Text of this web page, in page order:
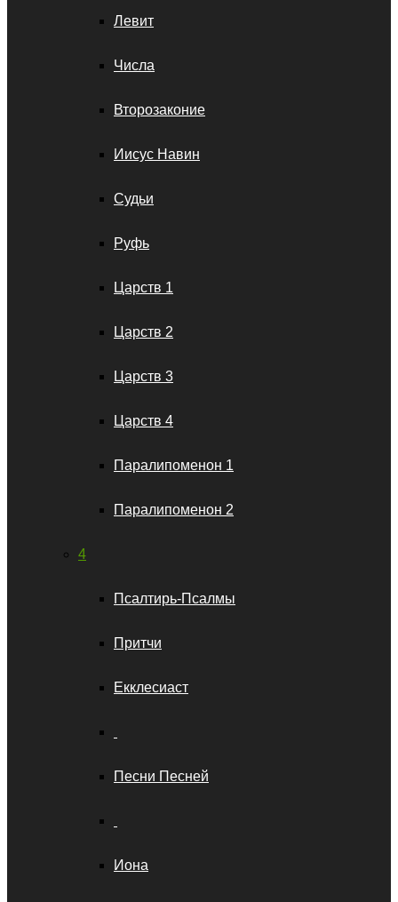
Левит
Числа
Второзаконие
Иисус Навин
Судьи
Руфь
Царств 1
Царств 2
Царств 3
Царств 4
Паралипоменон 1
Паралипоменон 2
4
Псалтирь-Псалмы
Притчи
Екклесиаст
Песни Песней
Иона